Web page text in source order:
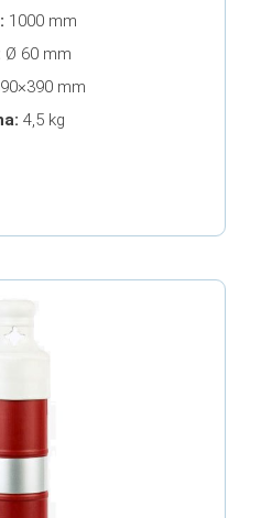
1000 mm
Ø 60 mm
mm
4,5 kg